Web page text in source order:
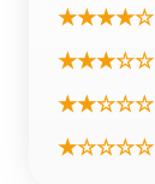
★★★★☆
★★★☆☆
★★☆☆☆
★☆☆☆☆